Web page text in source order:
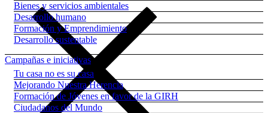
Bienes y servicios ambientales
Desarrollo humano
Formación y Emprendimiento
Desarrollo sustentable
Campañas e iniciativas
Tu casa no es su casa
Mejorando Nuestra Herencia
Formación de Jóvenes en favor de la GIRH
Ciudadanos del Mundo